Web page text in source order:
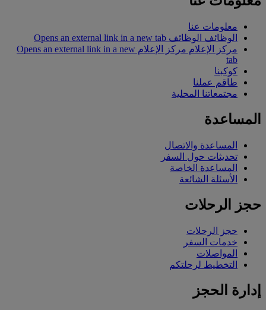
معلومات عنا
الوظائف الوظائف Opens an external link in a new tab
مركز الإعلام
مركز الإعلام Opens an external link in a new
tab
كوكبنا
طاقم عملنا
مجتمعاتنا المحلية
المساعدة
المساعدة والاتصال
تحديثات حول السفر
المساعدة الخاصة
الأسئلة الشائعة
حجز الرحلات
حجز الرحلات
خدمات السفر
المواصلات
التخطيط لرحلتكم
إدارة الحجز